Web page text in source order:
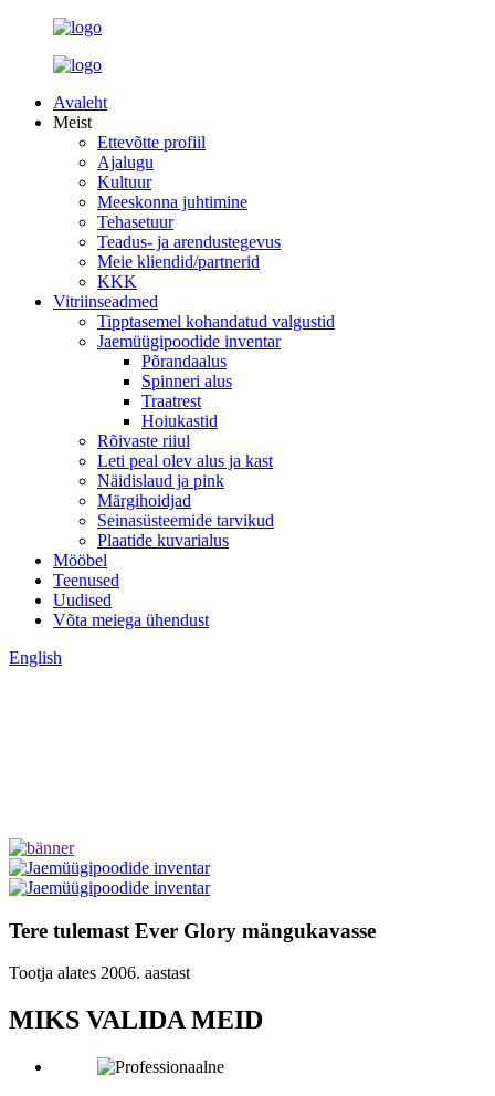
Avaleht
Meist
Ettevõtte profiil
Ajalugu
Kultuur
Meeskonna juhtimine
Tehasetuur
Teadus- ja arendustegevus
Meie kliendid/partnerid
KKK
Vitriinseadmed
Tipptasemel kohandatud valgustid
Jaemüügipoodide inventar
Põrandaalus
Spinneri alus
Traatrest
Hoiukastid
Rõivaste riiul
Leti peal olev alus ja kast
Näidislaud ja pink
Märgihoidjad
Seinasüsteemide tarvikud
Plaatide kuvarialus
Mööbel
Teenused
Uudised
Võta meiega ühendust
English
Tere tulemast Ever Glory mängukavasse
Tootja alates 2006. aastast
MIKS VALIDA MEID